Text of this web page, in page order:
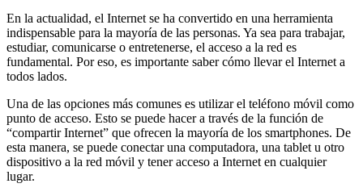
En la actualidad, el Internet se ha convertido en una herramienta
indispensable para la mayoría de las personas. Ya sea para trabajar,
estudiar, comunicarse o entretenerse, el acceso a la red es
fundamental. Por eso, es importante saber cómo llevar el Internet a
todos lados.
Una de las opciones más comunes es utilizar el teléfono móvil como
punto de acceso. Esto se puede hacer a través de la función de
“compartir Internet” que ofrecen la mayoría de los smartphones. De
esta manera, se puede conectar una computadora, una tablet u otro
dispositivo a la red móvil y tener acceso a Internet en cualquier
lugar.